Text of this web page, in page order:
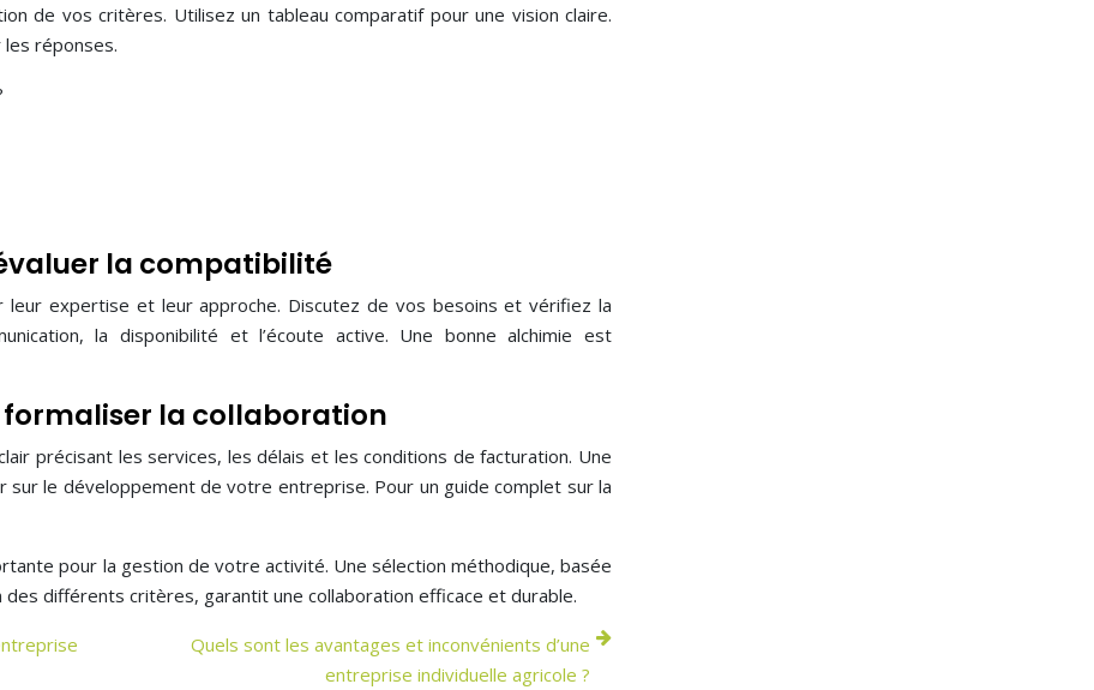
de vos critères. Utilisez un tableau comparatif pour une vision claire.
réponses.
la compatibilité
leur expertise et leur approche. Discutez de vos besoins et vérifiez la
la disponibilité et l’écoute active. Une bonne alchimie est
la collaboration
précisant les services, les délais et les conditions de facturation. Une
sur le développement de votre entreprise. Pour un guide complet sur la
pour la gestion de votre activité. Une sélection méthodique, basée
différents critères, garantit une collaboration efficace et durable.
Quels sont les avantages et inconvénients d’une
entreprise individuelle agricole ?